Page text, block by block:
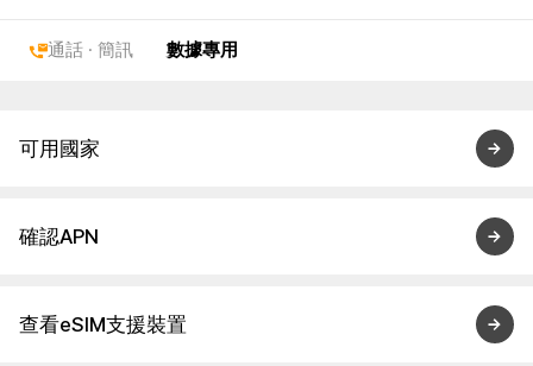
通話 · 簡訊 數據專用
可用國家
確認APN
查看eSIM支援裝置